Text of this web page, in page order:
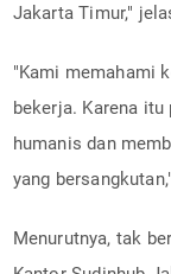
Jakarta Timur,"
"Kami memahami
bekerja. Karena
humanis dan
yang
Menurutnya, tak